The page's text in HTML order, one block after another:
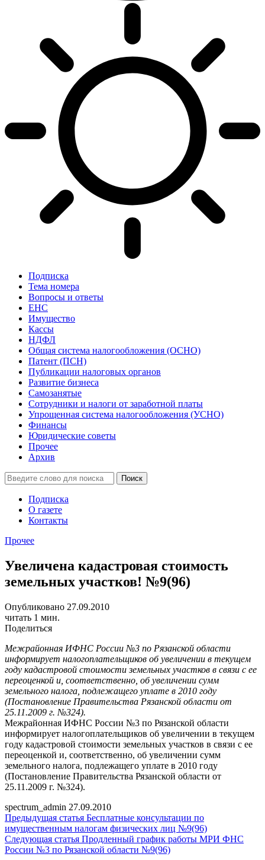
Подписка
Тема номера
Вопросы и ответы
ЕНС
Имущество
Кассы
НДФЛ
Общая система налогообложения (ОСНО)
Патент (ПСН)
Публикации налоговых органов
Развитие бизнеса
Самозанятые
Сотрудники и налоги от заработной платы
Упрощенная система налогообложения (УСНО)
Финансы
Юридические советы
Прочее
Архив
Подписка
О газете
Контакты
Прочее
Увеличена кадастровая стоимость
земельных участков! №9(96)
Опубликовано 27.09.2010
читать 1 мин.
Поделиться
Межрайонная ИФНС России №3 по Рязанской области
информирует налогоплательщиков об увеличении в текущем
году кадастровой стоимости земельных участков в связи с ее
переоценкой и, соответственно, об увеличении сумм
земельного налога, подлежащего уплате в 2010 году
(Постановление Правительства Рязанской области от
25.11.2009 г. №324).
Межрайонная ИФНС России №3 по Рязанской области
информирует налогоплательщиков об увеличении в текущем
году кадастровой стоимости земельных участков в связи с ее
переоценкой и, соответственно, об увеличении сумм
земельного налога, подлежащего уплате в 2010 году
(Постановление Правительства Рязанской области от
25.11.2009 г. №324).
spectrum_admin 27.09.2010
Предыдущая статья Бесплатные консультации по
имущественным налогам физических лиц №9(96)
Следующая статья Продленный график работы МРИ ФНС
России №3 по Рязанской области №9(96)